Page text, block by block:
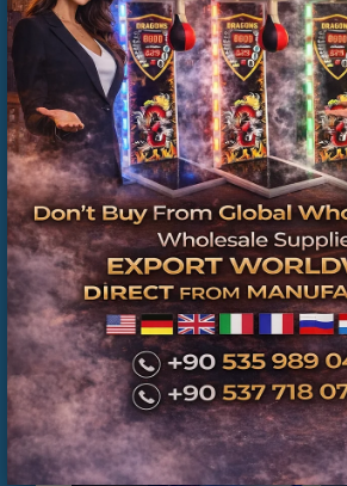
İkinci El Boks Makinesi Satışı |
Kontrolünden Geçmiş Ticari